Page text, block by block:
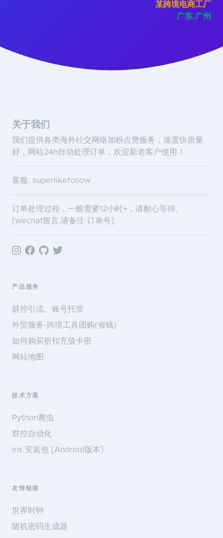
某跨境电商工厂
广东.广州
关于我们
我们提供各类海外社交网络加粉点赞服务，速度快质量
好，网站24h自动处理订单，欢迎新老客户使用！
客服: superlikefollow
订单处理过程，一般需要12小时+，请耐心等待。
[wechat留言,请备注 订单号]
产品服务
群控引流、账号托管
外贸服务-跨境工具团购(省钱)
如何购买折扣充值卡密
网站地图
技术方案
Python爬虫
群控自动化
ins 安装包 [Android版本]
友情链接
世界时钟
随机密码生成器